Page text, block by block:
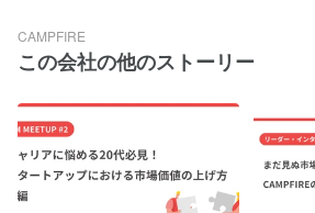
CAMPFIRE
この会社の他のストーリー